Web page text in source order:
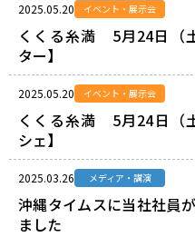
2025.05.20 イベント・展示会
くくる糸満 5月24日（
ター】
2025.05.20 イベント・展示会
くくる糸満 5月24日（
シェ】
2025.03.26 メディア・講演
沖縄タイムスに当社社員
ました